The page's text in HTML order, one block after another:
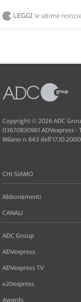
LEGGI le ultime
Copyright © 2026 ADC
03670830961 ADVexpress
Milano n. 643 dell'17.10.2000
CHI SIAMO
Abbonamenti
CANALI
ADC Group
ADVexpress
ADVexpress TV
e20express
Awards